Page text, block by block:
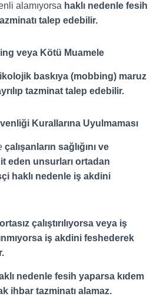
alamıyorsa haklı nedenle fesih
talep edebilir.
veya Kötü Muamele
baskıya (mobbing) maruz
tazminat talep edebilir.
Kurallarına Uyulmaması
çalışanların sağlığını ve
eden unsurları ortadan
haklı nedenle iş akdini
çalıştırılıyorsa veya iş
iş akdini feshederek
nedenle fesih yaparsa kıdem
ihbar tazminatı alamaz.